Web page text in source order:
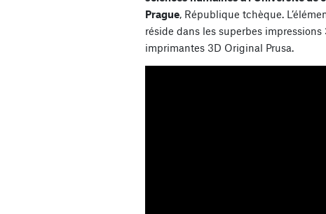
Prague, République tchèque.
réside dans les superbes impressions
imprimantes 3D Original Prusa.